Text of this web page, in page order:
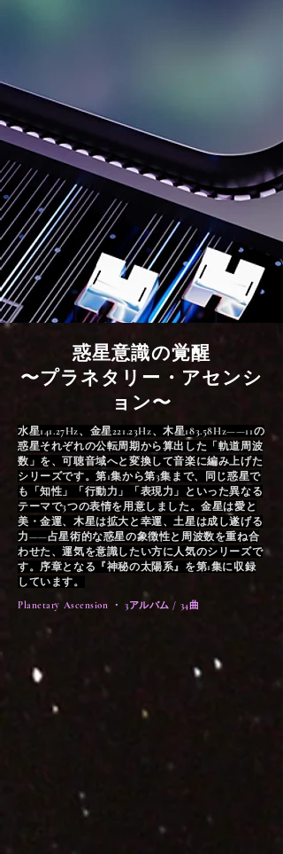
惑星意識の覚醒
〜プラネタリー・アセンシ
ョン〜
水星141.27Hz、金星221.23Hz、木星183.58Hz——11の
惑星それぞれの公転周期から算出した「軌道周波
数」を、可聴音域へと変換して音楽に編み上げた
シリーズです。第1集から第3集まで、同じ惑星で
も「知性」「行動力」「表現力」といった異なる
テーマで3つの表情を用意しました。金星は愛と
美・金運、木星は拡大と幸運、土星は成し遂げる
力——占星術的な惑星の象徴性と周波数を重ね合
わせた、運気を意識したい方に人気のシリーズで
す。序章となる『神秘の太陽系』を第1集に収録
しています。
Planetary Ascension ・ 3アルバム / 34曲